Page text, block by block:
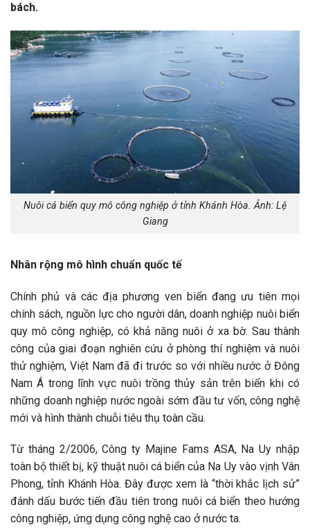
bách.
Nuôi cá biển quy mô công nghiệp ở tỉnh Khánh Hòa. Ảnh: Lệ
Giang
Nhân rộng mô hình chuẩn quốc tế
Chính phủ và các địa phương ven biển đang ưu tiên mọi
chính sách, nguồn lực cho người dân, doanh nghiệp nuôi biển
quy mô công nghiệp, có khả năng nuôi ở xa bờ. Sau thành
công của giai đoạn nghiên cứu ở phòng thí nghiệm và nuôi
thử nghiệm, Việt Nam đã đi trước so với nhiều nước ở Đông
Nam Á trong lĩnh vực nuôi trồng thủy sản trên biển khi có
những doanh nghiệp nước ngoài sớm đầu tư vốn, công nghệ
mới và hình thành chuỗi tiêu thụ toàn cầu.
Từ tháng 2/2006, Công ty Majine Fams ASA, Na Uy nhập
toàn bộ thiết bị, kỹ thuật nuôi cá biển của Na Uy vào vịnh Vân
Phong, tỉnh Khánh Hòa. Đây được xem là “thời khắc lịch sử”
đánh dấu bước tiến đầu tiên trong nuôi cá biển theo hướng
công nghiệp, ứng dụng công nghệ cao ở nước ta.